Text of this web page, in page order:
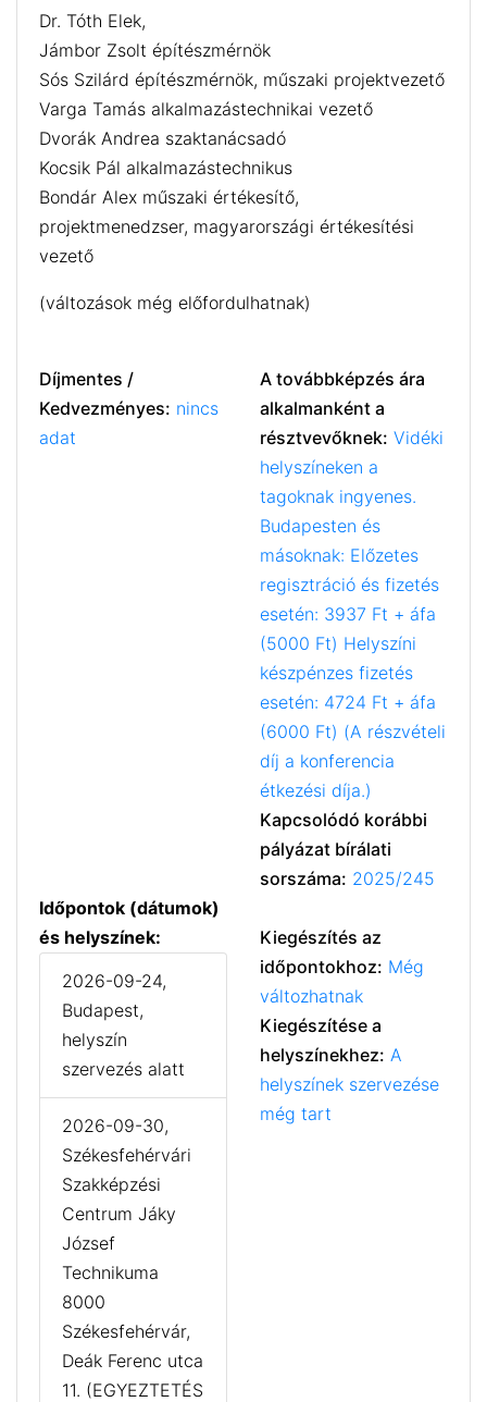
Dr. Tóth Elek,
Jámbor Zsolt építészmérnök
Sós Szilárd építészmérnök, műszaki projektvezető
Varga Tamás alkalmazástechnikai vezető
Dvorák Andrea szaktanácsadó
Kocsik Pál alkalmazástechnikus
Bondár Alex műszaki értékesítő,
projektmenedzser, magyarországi értékesítési
vezető
(változások még előfordulhatnak)
Díjmentes /
Kedvezményes: nincs
adat
A továbbképzés ára
alkalmanként a
résztvevőknek: Vidéki
helyszíneken a
tagoknak ingyenes.
Budapesten és
másoknak: Előzetes
regisztráció és fizetés
esetén: 3937 Ft + áfa
(5000 Ft) Helyszíni
készpénzes fizetés
esetén: 4724 Ft + áfa
(6000 Ft) (A részvételi
díj a konferencia
étkezési díja.)
Kapcsolódó korábbi
pályázat bírálati
sorszáma: 2025/245
Időpontok (dátumok)
és helyszínek:
2026-09-24,
Budapest,
helyszín
szervezés alatt
2026-09-30,
Székesfehérvári
Szakképzési
Centrum Jáky
József
Technikuma
8000
Székesfehérvár,
Deák Ferenc utca
11. (EGYEZTETÉS
Kiegészítés az
időpontokhoz: Még
változhatnak
Kiegészítése a
helyszínekhez: A
helyszínek szervezése
még tart